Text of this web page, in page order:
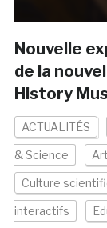
Nouvelle
de la
History
ACTUALITÉS
& Science
Culture
interactifs